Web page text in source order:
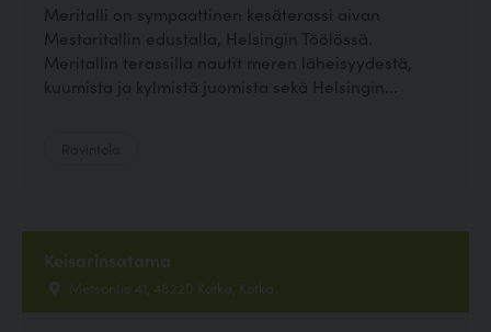
Meritalli on sympaattinen kesäterassi aivan
Mestaritallin edustalla, Helsingin Töölössä.
Meritallin terassilla nautit meren läheisyydestä,
kuumista ja kylmistä juomista sekä Helsingin...
Keisarinsatama
Metsontie 41, 48220 Kotka, Kotka